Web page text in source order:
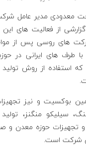
معدودی مدیر عامل
گزارشی از فعالیت های
های روسی پس از
با طرف های ایرانی در
استفاده از روش
بوکسیت و نیز
سیلیکو منگنز،
حوزه معدن و
شرکت است.